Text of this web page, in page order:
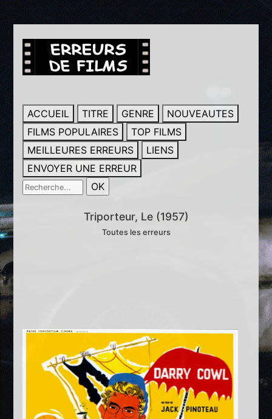
ACCUEIL TITRE GENRE
NOUVEAUTES
FILMS POPULAIRES
TOP FILMS
MEILLEURES ERREURS
LIENS
ENVOYER UNE ERREUR
Triporteur, Le (1957)
Toutes les erreurs